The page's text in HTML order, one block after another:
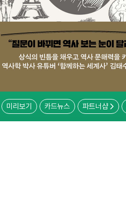
미리보기 카드뉴스 파트너샵